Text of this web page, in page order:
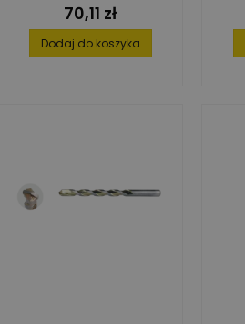
Cena
70,11 zł
Dodaj do koszyka